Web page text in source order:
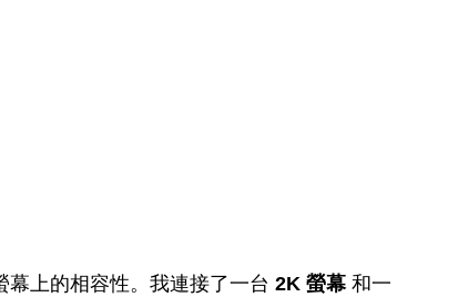
上的相容性。我連接了一台 2K 螢幕 和一